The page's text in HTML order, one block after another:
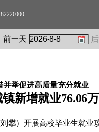
前一天
并举促进高质量充分就业
镇新增就业76.06
）开展高校毕业生就业